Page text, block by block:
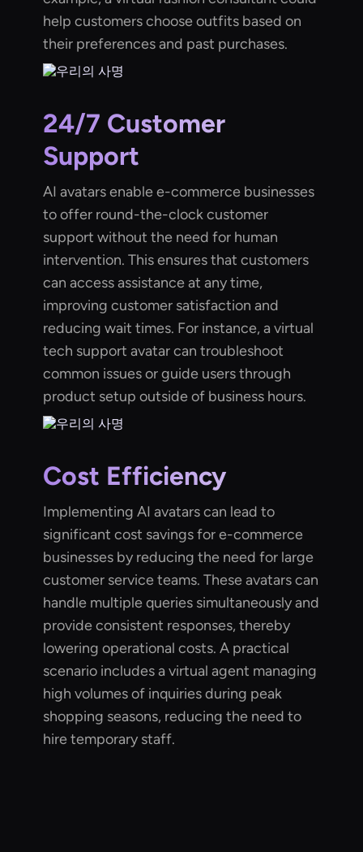
help customers choose outfits based on
their preferences and past purchases.
24/7 Customer
Support
AI avatars enable e-commerce businesses
to offer round-the-clock customer
support without the need for human
intervention. This ensures that customers
can access assistance at any time,
improving customer satisfaction and
reducing wait times. For instance, a virtual
tech support avatar can troubleshoot
common issues or guide users through
product setup outside of business hours.
Cost Efficiency
Implementing AI avatars can lead to
significant cost savings for e-commerce
businesses by reducing the need for large
customer service teams. These avatars can
handle multiple queries simultaneously and
provide consistent responses, thereby
lowering operational costs. A practical
scenario includes a virtual agent managing
high volumes of inquiries during peak
shopping seasons, reducing the need to
hire temporary staff.